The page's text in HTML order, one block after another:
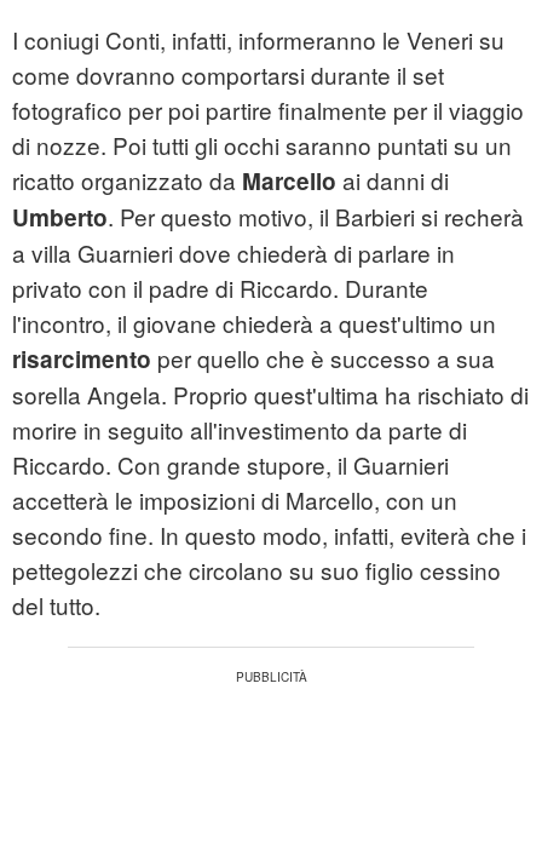
I coniugi Conti, infatti, informeranno le Veneri su
come dovranno comportarsi durante il set
fotografico per poi partire finalmente per il viaggio
di nozze. Poi tutti gli occhi saranno puntati su un
ricatto organizzato da Marcello ai danni di
Umberto. Per questo motivo, il Barbieri si recherà
a villa Guarnieri dove chiederà di parlare in
privato con il padre di Riccardo. Durante
l'incontro, il giovane chiederà a quest'ultimo un
risarcimento per quello che è successo a sua
sorella Angela. Proprio quest'ultima ha rischiato di
morire in seguito all'investimento da parte di
Riccardo. Con grande stupore, il Guarnieri
accetterà le imposizioni di Marcello, con un
secondo fine. In questo modo, infatti, eviterà che i
pettegolezzi che circolano su suo figlio cessino
del tutto.